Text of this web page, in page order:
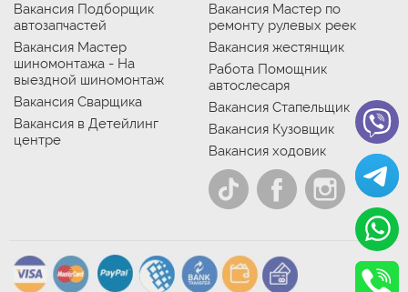
Вакансия Подборщик
автозапчастей
Вакансия Мастер
шиномонтажа - На
выездной шиномонтаж
Вакансия Сварщика
Вакансия в Детейлинг
центре
Вакансия Мастер по
ремонту рулевых реек
Вакансия жестянщик
Работа Помощник
автослесаря
Вакансия Стапельщик
Вакансия Кузовщик
Вакансия ходовик